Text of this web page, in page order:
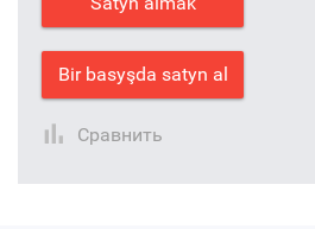
Bir basyşda satyn al
Сравнить